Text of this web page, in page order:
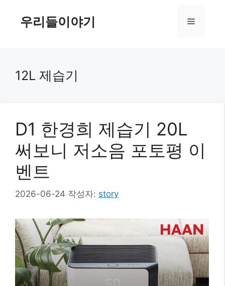
우리들이야기 메
12L 제습기
D1 한경희 제습기 20L
써보니 저소음 포토평 이
벤트
2026-06-24 작성자: story